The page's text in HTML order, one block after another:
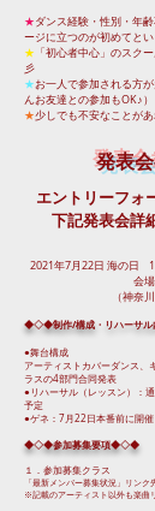
★ダンス経験・性別・年
ージに立つのが初めてと
★ 「初心者中心」のスク
彡
★お一人で参加される方
んお友達との参加もOK♪）
★少しでも不安なことが
発表
エントリーフォ
下記発表会
2021年7月22日 海の日
会
（神奈
◆◇◆制作/構成・リハーサ
●舞台構成
アーティストカバーダンス、
ラスの4部門合同発表
●リハーサル（レッスン）：
予定
●ゲネ：7月22日本番前に開催
◆◇◆参加募集要項◆◇◆
１．参加募集クラス
「最新メンバー募集状況」リンク
※記載のアーティスト以外も楽曲